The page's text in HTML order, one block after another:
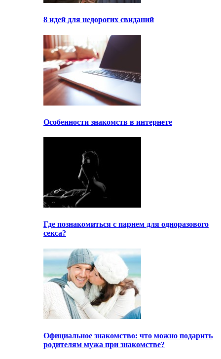
8 идей для недорогих свиданий
Особенности знакомств в интернете
Где познакомиться с парнем для одноразового
секса?
Официальное знакомство: что можно подарить
родителям мужа при знакомстве?